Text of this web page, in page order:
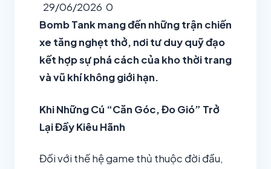
29/06/2026 0
Bomb Tank mang đến những trận chiến
xe tăng nghẹt thở, nơi tư duy quỹ đạo
kết hợp sự phá cách của kho thời trang
và vũ khí không giới hạn.
Khi Những Cú “Căn Góc, Đo Gió” Trở
Lại Đầy Kiêu Hãnh
Đối với thế hệ game thủ thuộc đời đầu,